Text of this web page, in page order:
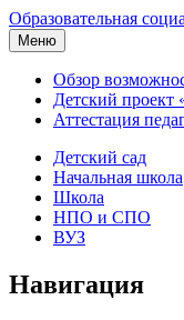
Образовательная
Меню
Обзор
Детский проект
Аттестация
Детский сад
Начальная школа
Школа
НПО и СПО
ВУЗ
Навигация